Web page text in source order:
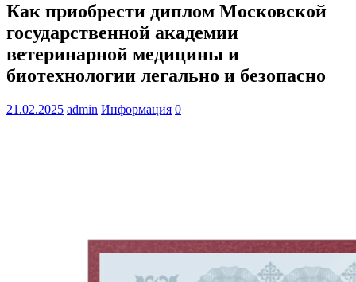
Как приобрести диплом Московской
государственной академии
ветеринарной медицины и
биотехнологии легально и безопасно
21.02.2025 admin Информация 0